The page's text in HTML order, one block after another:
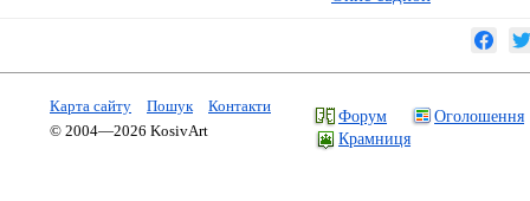
Карта сайту Пошук
Контакти
© 2004—2026 KosivArt
Форум
Оголошення
Крамниця